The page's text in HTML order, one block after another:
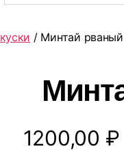
/ Минтай
1200,00 ₽